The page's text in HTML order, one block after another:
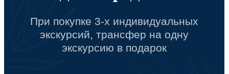
Написать в WhatsApp